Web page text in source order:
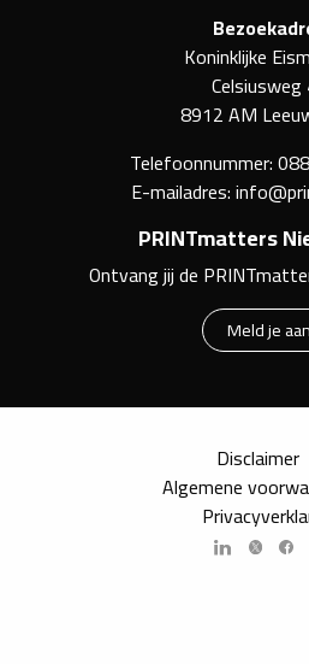
Koninklijke
Celsiusweg
8912 AM
Telefoonnummer:
E-mailadres:
PRINTmatters
Ontvang jij de
Meld je aan
Disclaimer
Algemene